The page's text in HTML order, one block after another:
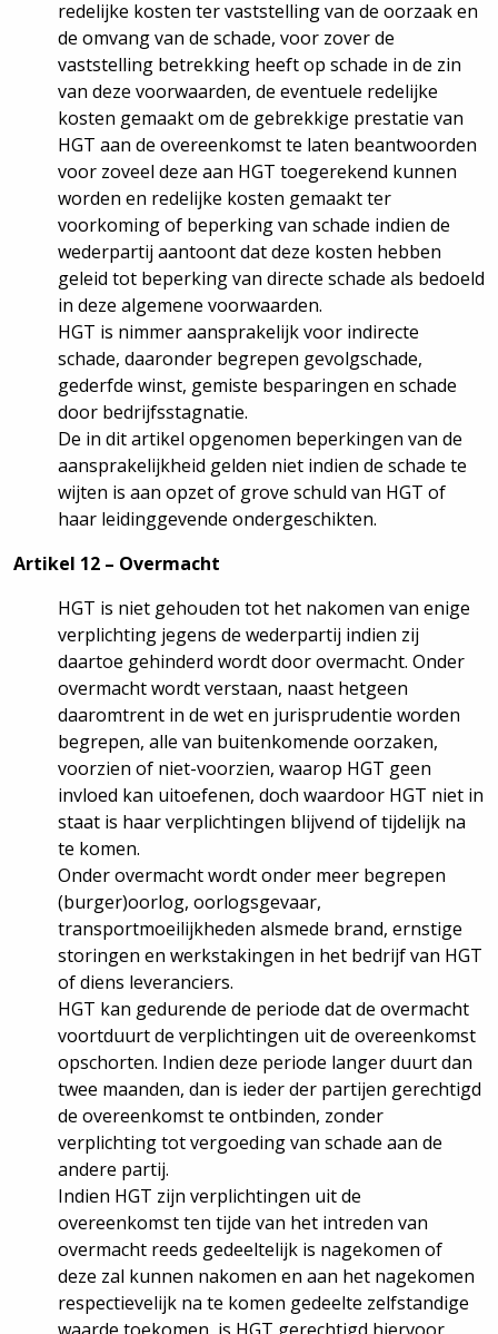
redelijke kosten ter vaststelling van de oorzaak en
de omvang van de schade, voor zover de
vaststelling betrekking heeft op schade in de zin
van deze voorwaarden, de eventuele redelijke
kosten gemaakt om de gebrekkige prestatie van
HGT aan de overeenkomst te laten beantwoorden
voor zoveel deze aan HGT toegerekend kunnen
worden en redelijke kosten gemaakt ter
voorkoming of beperking van schade indien de
wederpartij aantoont dat deze kosten hebben
geleid tot beperking van directe schade als bedoeld
in deze algemene voorwaarden.
HGT is nimmer aansprakelijk voor indirecte
schade, daaronder begrepen gevolgschade,
gederfde winst, gemiste besparingen en schade
door bedrijfsstagnatie.
De in dit artikel opgenomen beperkingen van de
aansprakelijkheid gelden niet indien de schade te
wijten is aan opzet of grove schuld van HGT of
haar leidinggevende ondergeschikten.
Artikel 12 – Overmacht
HGT is niet gehouden tot het nakomen van enige
verplichting jegens de wederpartij indien zij
daartoe gehinderd wordt door overmacht. Onder
overmacht wordt verstaan, naast hetgeen
daaromtrent in de wet en jurisprudentie worden
begrepen, alle van buitenkomende oorzaken,
voorzien of niet-voorzien, waarop HGT geen
invloed kan uitoefenen, doch waardoor HGT niet in
staat is haar verplichtingen blijvend of tijdelijk na
te komen.
Onder overmacht wordt onder meer begrepen
(burger)oorlog, oorlogsgevaar,
transportmoeilijkheden alsmede brand, ernstige
storingen en werkstakingen in het bedrijf van HGT
of diens leveranciers.
HGT kan gedurende de periode dat de overmacht
voortduurt de verplichtingen uit de overeenkomst
opschorten. Indien deze periode langer duurt dan
twee maanden, dan is ieder der partijen gerechtigd
de overeenkomst te ontbinden, zonder
verplichting tot vergoeding van schade aan de
andere partij.
Indien HGT zijn verplichtingen uit de
overeenkomst ten tijde van het intreden van
overmacht reeds gedeeltelijk is nagekomen of
deze zal kunnen nakomen en aan het nagekomen
respectievelijk na te komen gedeelte zelfstandige